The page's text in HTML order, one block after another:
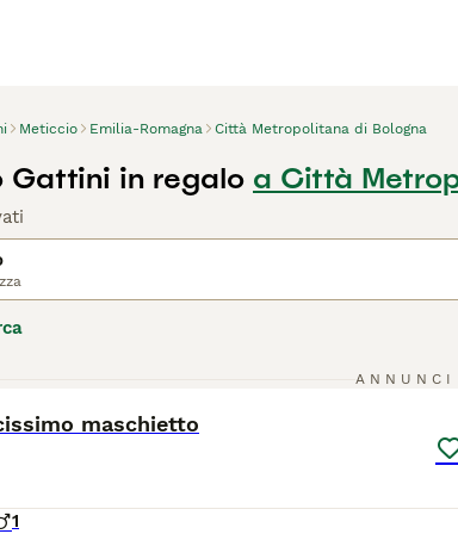
Meticcio Emilia-Romagna Città Metropolitana di Bologna
Gattini in regalo a Città
maschietto
1